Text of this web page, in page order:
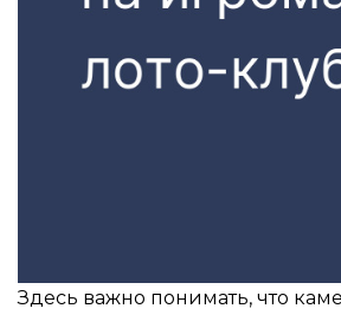
Здесь важно понимать, что